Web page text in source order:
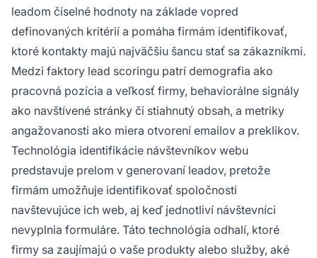
leadom číselné hodnoty na základe vopred
definovaných kritérií a pomáha firmám identifikovať,
ktoré kontakty majú najväčšiu šancu stať sa zákazníkmi.
Medzi faktory lead scoringu patrí demografia ako
pracovná pozícia a veľkosť firmy, behaviorálne signály
ako navštívené stránky či stiahnutý obsah, a metriky
angažovanosti ako miera otvorení emailov a preklikov.
Technológia identifikácie návštevníkov webu
predstavuje prelom v generovaní leadov, pretože
firmám umožňuje identifikovať spoločnosti
navštevujúce ich web, aj keď jednotliví návštevníci
nevyplnia formuláre. Táto technológia odhalí, ktoré
firmy sa zaujímajú o vaše produkty alebo služby, aké